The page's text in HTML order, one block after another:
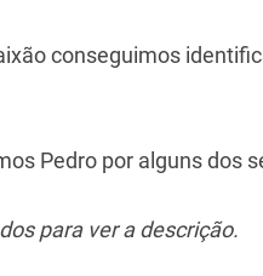
conseguimos
Pedro por alguns dos
para ver a descrição.